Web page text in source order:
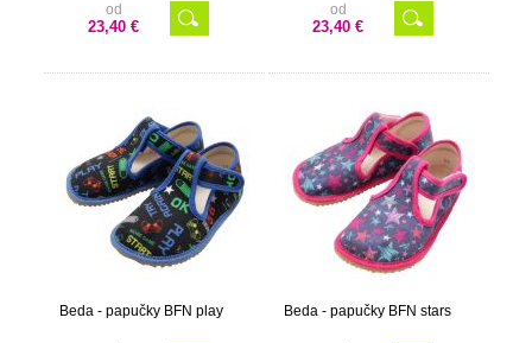
od
23,40 €
od
23,40 €
Beda - papučky BFN play Beda - papučky BFN stars